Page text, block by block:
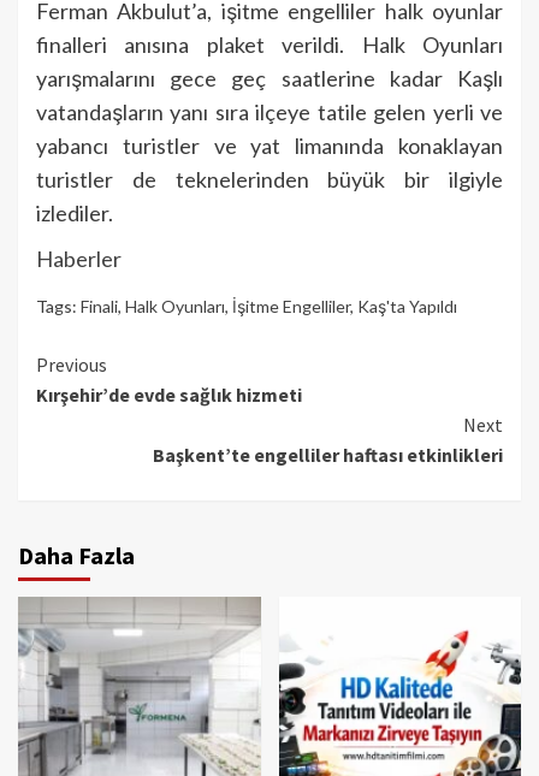
Ferman Akbulut’a, işitme engelliler halk oyunlar
finalleri anısına plaket verildi. Halk Oyunları
yarışmalarını gece geç saatlerine kadar Kaşlı
vatandaşların yanı sıra ilçeye tatile gelen yerli ve
yabancı turistler ve yat limanında konaklayan
turistler de teknelerinden büyük bir ilgiyle
izlediler.
Haberler
Tags: Finali, Halk Oyunları, İşitme Engelliler, Kaş'ta Yapıldı
Continue
Reading
Previous
Kırşehir’de evde sağlık hizmeti
Next
Başkent’te engelliler haftası etkinlikleri
Daha Fazla